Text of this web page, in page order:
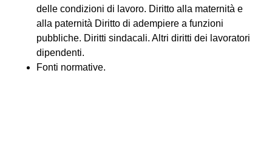
delle condizioni di lavoro. Diritto alla maternità e
alla paternità Diritto di adempiere a funzioni
pubbliche. Diritti sindacali. Altri diritti dei lavoratori
dipendenti.
Fonti normative.